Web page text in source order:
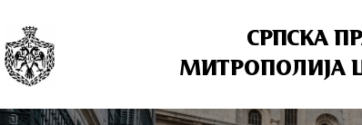
СРПСКА
МИТРОПОЛИЈА